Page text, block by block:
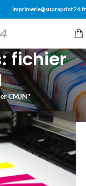
imprimerie@supraprint24.fr
fichier
CMJN"